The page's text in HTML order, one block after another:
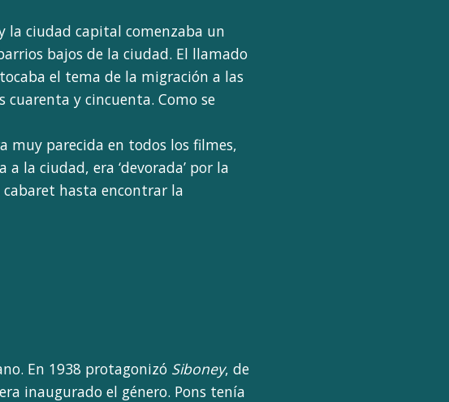
la ciudad capital comenzaba un
bajos de la ciudad. El llamado
el tema de la migración a las
cuarenta y cincuenta. Como se
muy parecida en todos los filmes,
la ciudad, era ‘devorada’ por la
hasta encontrar la
En 1938 protagonizó Siboney, de
inaugurado el género. Pons tenía